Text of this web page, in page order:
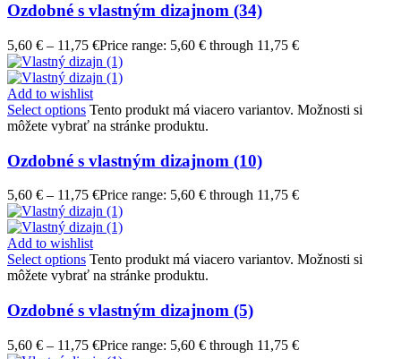
Ozdobné s vlastným dizajnom (34)
5,60 € – 11,75 €Price range: 5,60 € through 11,75 €
Add to wishlist
Select options Tento produkt má viacero variantov. Možnosti si
môžete vybrať na stránke produktu.
Ozdobné s vlastným dizajnom (10)
5,60 € – 11,75 €Price range: 5,60 € through 11,75 €
Add to wishlist
Select options Tento produkt má viacero variantov. Možnosti si
môžete vybrať na stránke produktu.
Ozdobné s vlastným dizajnom (5)
5,60 € – 11,75 €Price range: 5,60 € through 11,75 €